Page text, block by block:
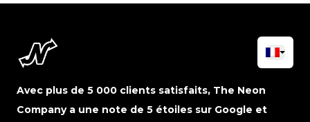
Avec plus de 5 000 clients satisfaits, The Neon
Company a une note de 5 étoiles sur Google et